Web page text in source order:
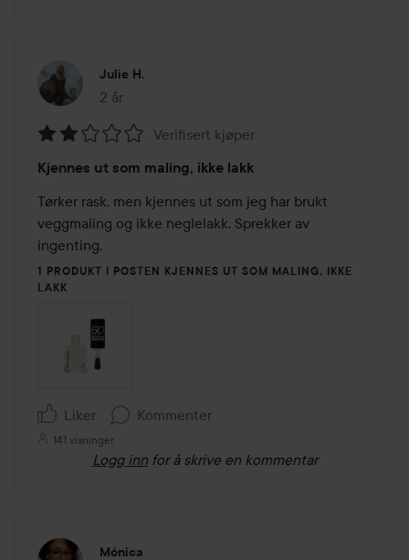
Julie H.
2 år
Innlegget ble opprettet 2 år
2
av
5
Verifisert kjøper
Kjennes ut som maling, ikke lakk
Tørker rask, men kjennes ut som jeg har brukt
veggmaling og ikke neglelakk. Sprekker av
ingenting.
1 PRODUKT I POSTEN KJENNES UT SOM MALING, IKKE
LAKK
Liker Kommenter
141 visninger
Logg inn for å skrive en kommentar
Mónica